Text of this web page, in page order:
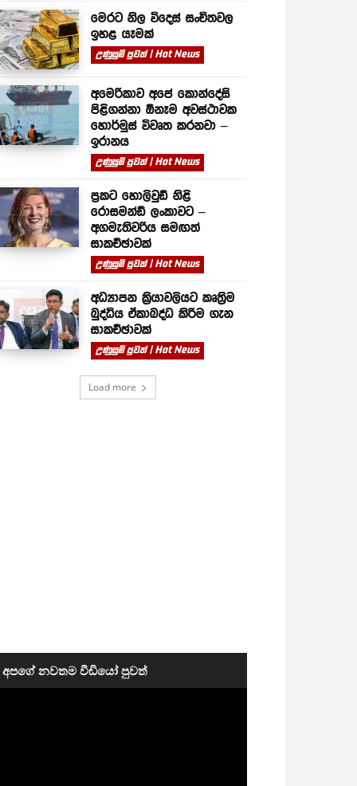
මෙරට නිල විදෙස් සංචිතවල
ඉහළ යෑමක්
උණුසුම් පුවත් | Hot News
අමෙරිකාව අපේ කොන්දේසි
පිළිගන්නා ඕනෑම අවස්ථාවක
හොර්මුස් විවෘත කරනවා –
ඉරානය
උණුසුම් පුවත් | Hot News
ප්‍රකට හොලිවුඩ් නිළි
රොසමන්ඩ් ලංකාවට –
අගමැතිවරිය සමඟත්
සාකච්ඡාවක්
උණුසුම් පුවත් | Hot News
අධ්‍යාපන ක්‍රියාවලියට කෘත්‍රිම
බුද්ධිය ඒකාබද්ධ කිරීම ගැන
සාකච්ඡාවක්
උණුසුම් පුවත් | Hot News
Load more
අපගේ නවතම වීඩියෝ පුවත්